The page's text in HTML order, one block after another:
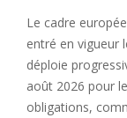
Le cadre
entré en vigueur
déploie
août 2026 pour
obligations,